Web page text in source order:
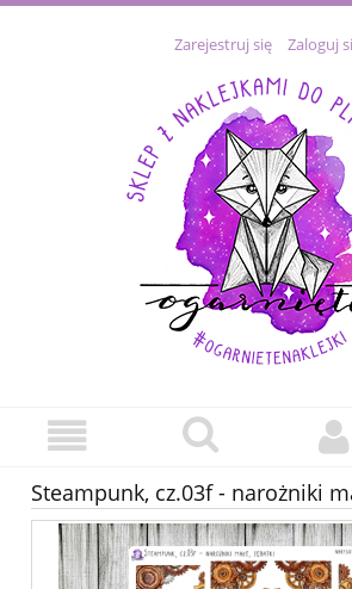
Zarejestruj się Zaloguj
Steampunk, cz.03f - narożniki